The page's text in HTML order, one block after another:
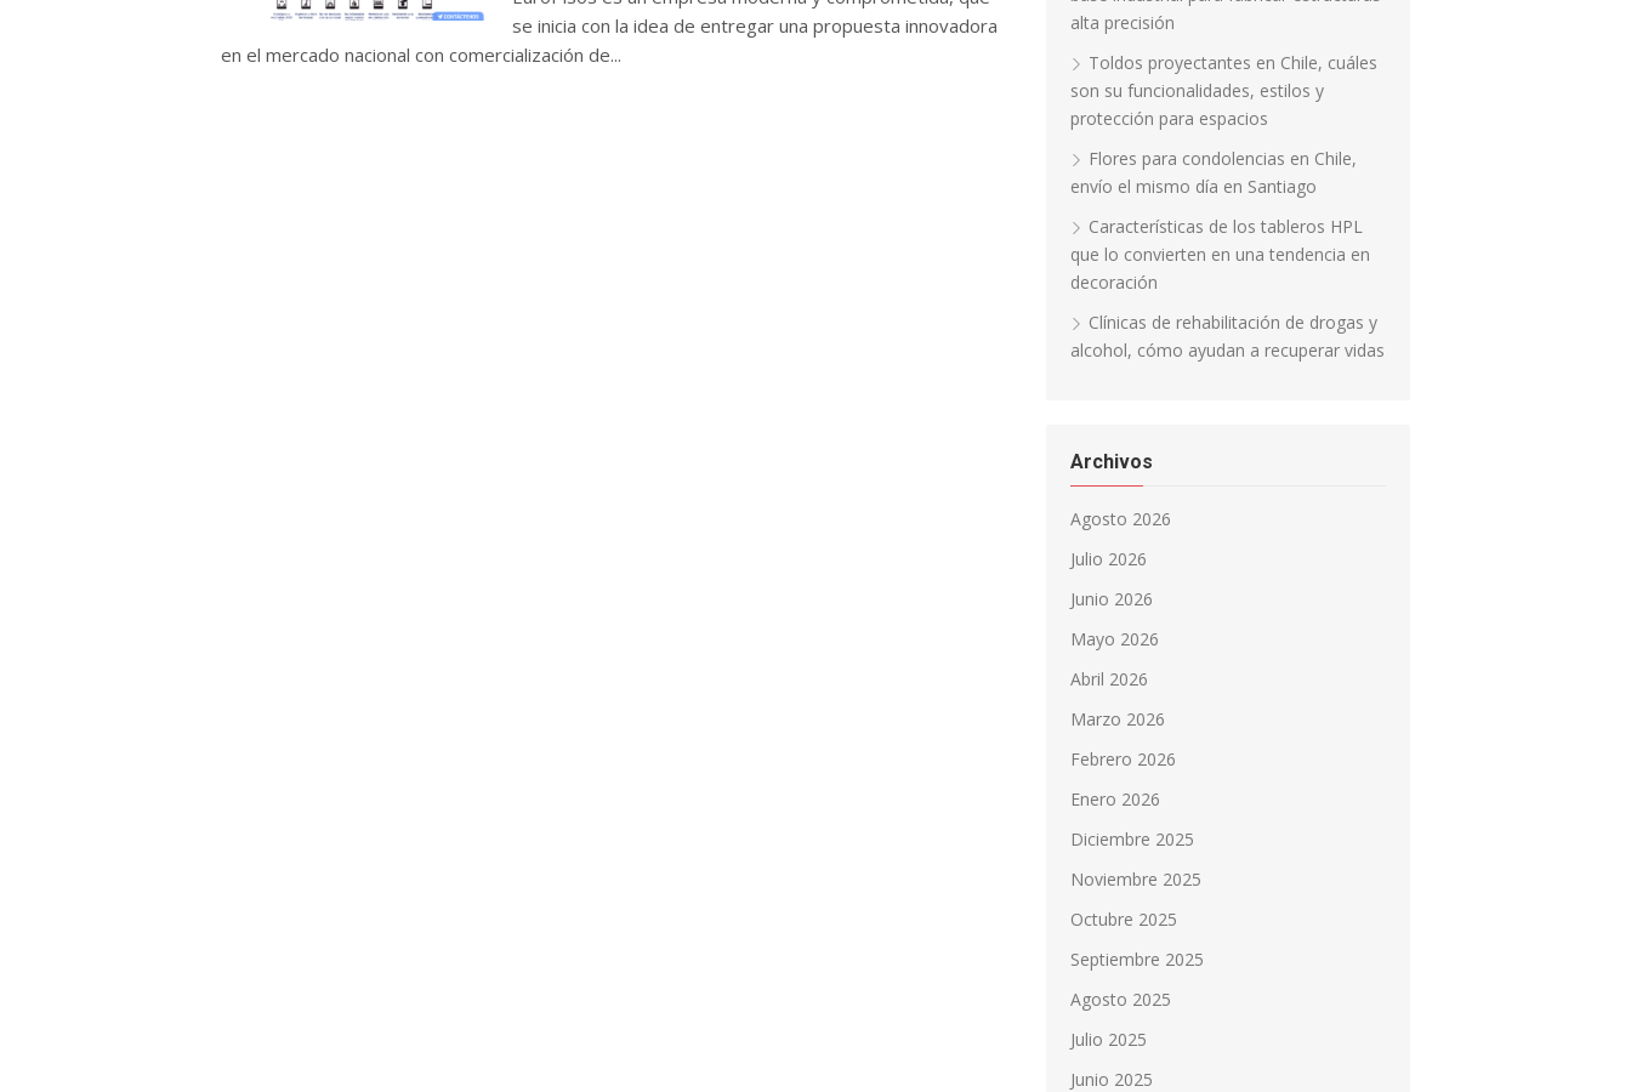
se inicia con la idea de entregar una propuesta innovadora
en el mercado nacional con comercialización de...
alta precisión
Toldos proyectantes en Chile, cuáles
son su funcionalidades, estilos y
protección para espacios
Flores para condolencias en Chile,
envío el mismo día en Santiago
Características de los tableros HPL
que lo convierten en una tendencia en
decoración
Clínicas de rehabilitación de drogas y
alcohol, cómo ayudan a recuperar vidas
Archivos
Agosto 2026
Julio 2026
Junio 2026
Mayo 2026
Abril 2026
Marzo 2026
Febrero 2026
Enero 2026
Diciembre 2025
Noviembre 2025
Octubre 2025
Septiembre 2025
Agosto 2025
Julio 2025
Junio 2025